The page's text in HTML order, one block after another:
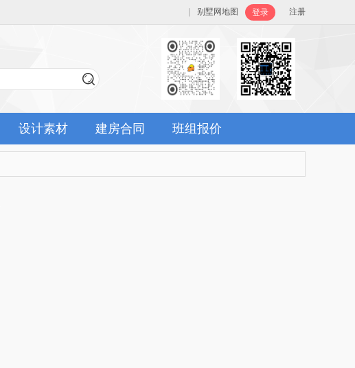
登录 注册
别墅网地图
设计素材 建房合同 班组报价